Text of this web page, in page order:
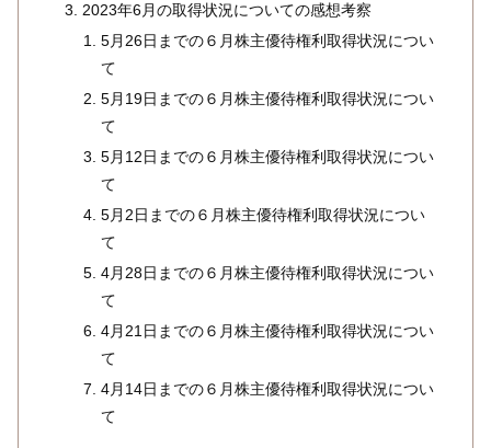
2023年6月の取得状況についての感想考察
5月26日までの６月株主優待権利取得状況につい
て
5月19日までの６月株主優待権利取得状況につい
て
5月12日までの６月株主優待権利取得状況につい
て
5月2日までの６月株主優待権利取得状況につい
て
4月28日までの６月株主優待権利取得状況につい
て
4月21日までの６月株主優待権利取得状況につい
て
4月14日までの６月株主優待権利取得状況につい
て